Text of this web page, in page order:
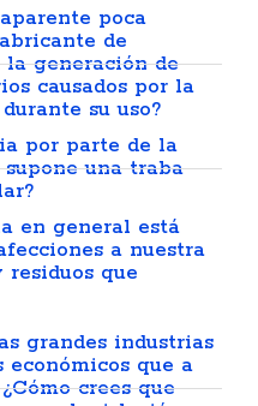
poca
de
generación de
causados por la
su uso?
por parte de la
una traba
en general está
a nuestra
residuos que
grandes industrias
económicos que a
crees que